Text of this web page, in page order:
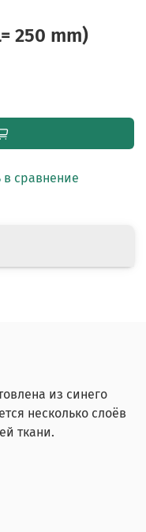
250 mm)
в сравнение
из синего
несколько слоёв
ткани.